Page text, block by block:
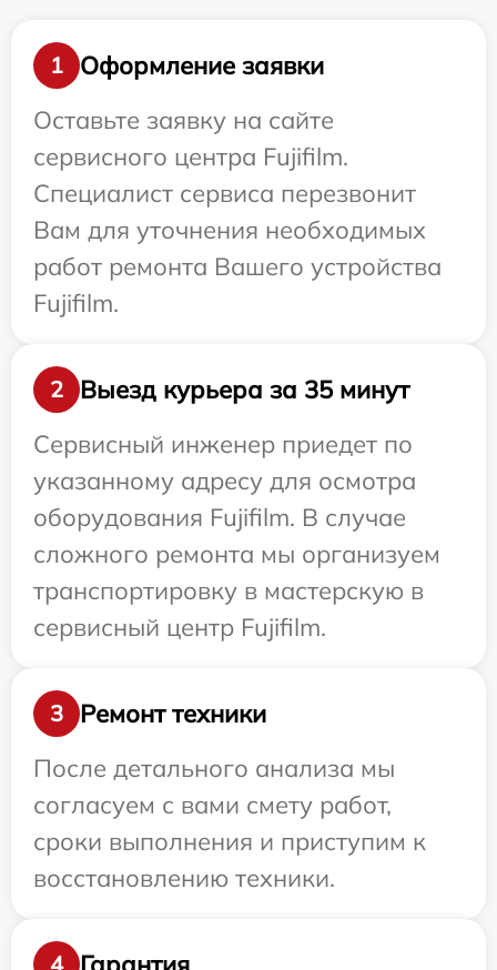
1
Оформление заявки
Оставьте заявку на сайте
сервисного центра Fujifilm.
Специалист сервиса перезвонит
Вам для уточнения необходимых
работ ремонта Вашего устройства
Fujifilm.
2
Выезд курьера за 35 минут
Сервисный инженер приедет по
указанному адресу для осмотра
оборудования Fujifilm. В случае
сложного ремонта мы организуем
транспортировку в мастерскую в
сервисный центр Fujifilm.
3
Ремонт техники
После детального анализа мы
согласуем с вами смету работ,
сроки выполнения и приступим к
восстановлению техники.
4